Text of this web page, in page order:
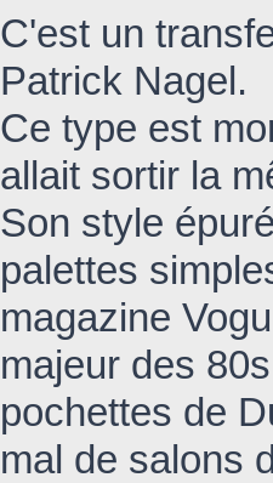
C'est un
Patrick Nagel.
Ce type est
allait sortir la
Son style
palettes
magazine
majeur des
pochettes de
mal de salons